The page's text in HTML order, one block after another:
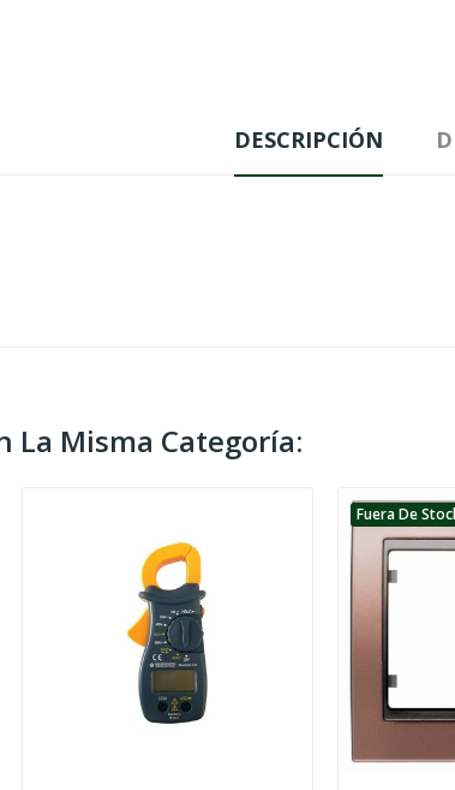
DESCRIPCIÓN
La Misma Categoría:
Fuera De